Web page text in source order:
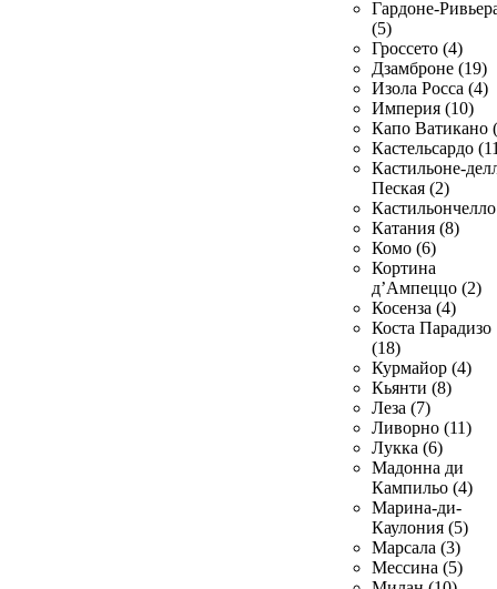
Гардоне-
(5)
Гроссето (4)
Дзамброне (19)
Изола Росса (4)
Империя (10)
Капо Ватикано
Кастельсардо
Кастильоне-
Пеская (2)
Катания (8)
Комо (6)
Кортина
д’Ампеццо (2)
Косенза (4)
Коста Парадизо
(18)
Курмайор (4)
Кьянти (8)
Леза (7)
Ливорно (11)
Лукка (6)
Мадонна ди
Кампильо (4)
Марина-ди-
Каулония (5)
Марсала (3)
Мессина (5)